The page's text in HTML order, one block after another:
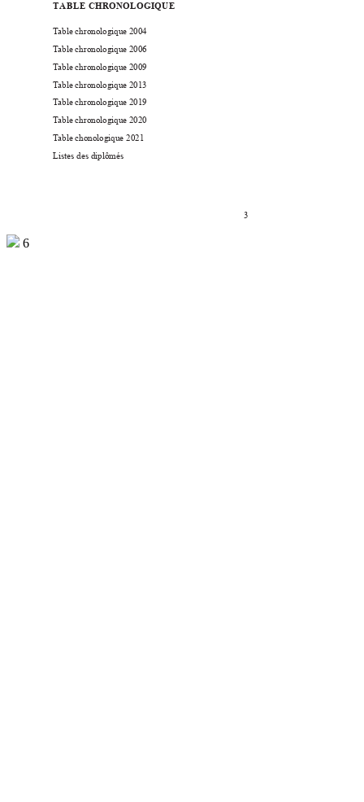
3
TABLE CHRONOLOGIQUE
Table chronologique 2004
Table chronologique 2006
Table chronologique 2009
Table chronologique 2013
Table chronologique 2019
Table chronologique 2020
Table chonologique 2021
Listes des diplômés
6